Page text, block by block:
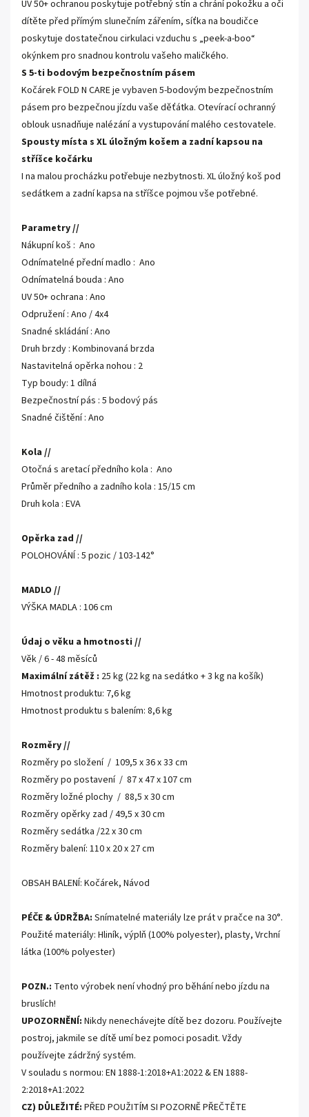
UV 50+ ochranou poskytuje potřebný stín a chrání pokožku a oči
dítěte před přímým slunečním zářením, síťka na boudičce
poskytuje dostatečnou cirkulaci vzduchu s „peek-a-boo“
okýnkem pro snadnou kontrolu vašeho maličkého.
S 5-ti bodovým bezpečnostním pásem
Kočárek FOLD N CARE je vybaven 5-bodovým bezpečnostním
pásem pro bezpečnou jízdu vaše děťátka. Otevírací ochranný
oblouk usnadňuje nalézání a vystupování malého cestovatele.
Spousty místa s XL úložným košem a zadní kapsou na
stříšce kočárku
I na malou procházku potřebuje nezbytnosti. XL úložný koš pod
sedátkem a zadní kapsa na stříšce pojmou vše potřebné.
Parametry //
Nákupní koš : Ano
Odnímatelné přední madlo : Ano
Odnímatelná bouda : Ano
UV 50+ ochrana : Ano
Odpružení : Ano / 4x4
Snadné skládání : Ano
Druh brzdy : Kombinovaná brzda
Nastavitelná opěrka nohou : 2
Typ boudy: 1 dílná
Bezpečnostní pás : 5 bodový pás
Snadné čištění : Ano
Kola //
Otočná s aretací předního kola : Ano
Průměr předního a zadního kola : 15/15 cm
Druh kola : EVA
Opěrka zad //
POLOHOVÁNÍ : 5 pozic / 103-142°
MADLO //
VÝŠKA MADLA : 106 cm
Údaj o věku a hmotnosti //
Věk / 6 - 48 měsíců
Maximální zátěž : 25 kg (22 kg na sedátko + 3 kg na košík)
Hmotnost produktu: 7,6 kg
Hmotnost produktu s balením: 8,6 kg
Rozměry //
Rozměry po složení / 109,5 x 36 x 33 cm
Rozměry po postavení / 87 x 47 x 107 cm
Rozměry ložné plochy / 88,5 x 30 cm
Rozměry opěrky zad / 49,5 x 30 cm
Rozměry sedátka /22 x 30 cm
Rozměry balení: 110 x 20 x 27 cm
OBSAH BALENÍ: Kočárek, Návod
PÉČE & ÚDRŽBA: Snímatelné materiály lze prát v pračce na 30°.
Použité materiály: Hliník, výplň (100% polyester), plasty, Vrchní
látka (100% polyester)
POZN.: Tento výrobek není vhodný pro běhání nebo jízdu na
bruslích!
UPOZORNĚNÍ: Nikdy nenechávejte dítě bez dozoru. Používejte
postroj, jakmile se dítě umí bez pomoci posadit. Vždy
používejte zádržný systém.
V souladu s normou: EN 1888-1:2018+A1:2022 & EN 1888-
2:2018+A1:2022
CZ) DŮLEŽITÉ: PŘED POUŽITÍM SI POZORNĚ PŘEČTĚTE